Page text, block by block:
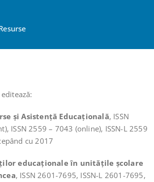
editează:
şi Asistenţă Educaţională, ISSN
ISSN 2559 – 7043 (online), ISSN-L 2559
cu 2017
educaționale în unitățile şcolare
, ISSN 2601-7695, ISSN-L 2601-7695,